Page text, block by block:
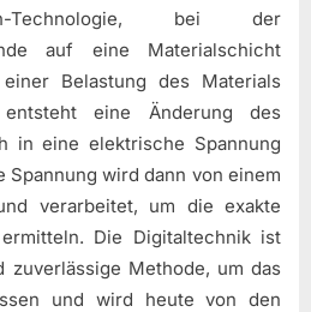
Technologie, bei der
auf eine Materialschicht
Belastung des Materials
eine Änderung des
in eine elektrische Spannung
Spannung wird dann von einem
verarbeitet, um die exakte
Die Digitaltechnik ist
zuverlässige Methode, um das
und wird heute von den